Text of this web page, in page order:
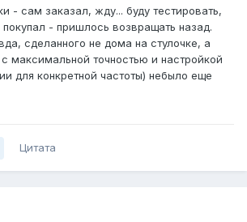
- сам заказал, жду... буду тестировать,
покупал - пришлось возвращать назад.
сделанного не дома на стулочке, а
максимальной точностью и настройкой
для конкретной частоты) небыло еще
Цитата